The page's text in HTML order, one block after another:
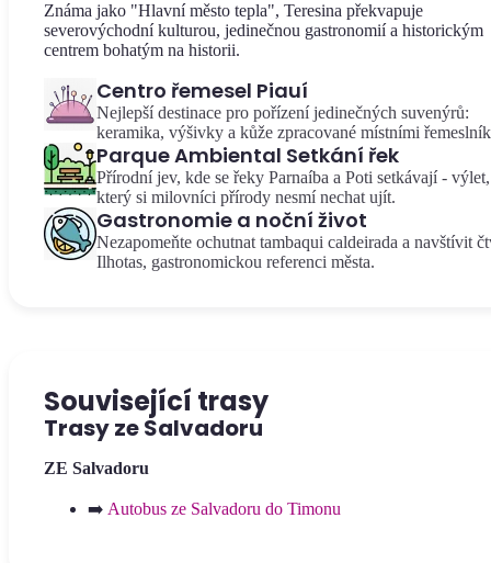
Známa jako "Hlavní město tepla", Teresina překvapuje
severovýchodní kulturou, jedinečnou gastronomií a historickým
centrem bohatým na historii.
Centro řemesel Piauí
Nejlepší destinace pro pořízení jedinečných suvenýrů:
keramika, výšivky a kůže zpracované místními
Parque Ambiental Setkání řek
Přírodní jev, kde se řeky Parnaíba a Poti setkávají - výlet,
který si milovníci přírody nesmí nechat ujít.
Gastronomie a noční život
Nezapomeňte ochutnat tambaqui caldeirada a navštívit
Ilhotas, gastronomickou referenci města.
Související trasy
Trasy ze Salvadoru
ZE Salvadoru
➡️ Autobus ze Salvadoru do Timonu